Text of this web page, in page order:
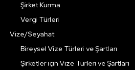
Şirket Kurma
Vergi Türleri
Vize/Seyahat
Bireysel Vize Türleri ve Şartları
Şirketler için Vize Türleri ve Şartları